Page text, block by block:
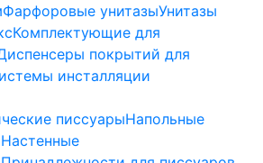
Фарфоровые унитазыУнитазы
Комплектующие для
покрытий для
инсталляции
писсуарыНапольные
Настенные